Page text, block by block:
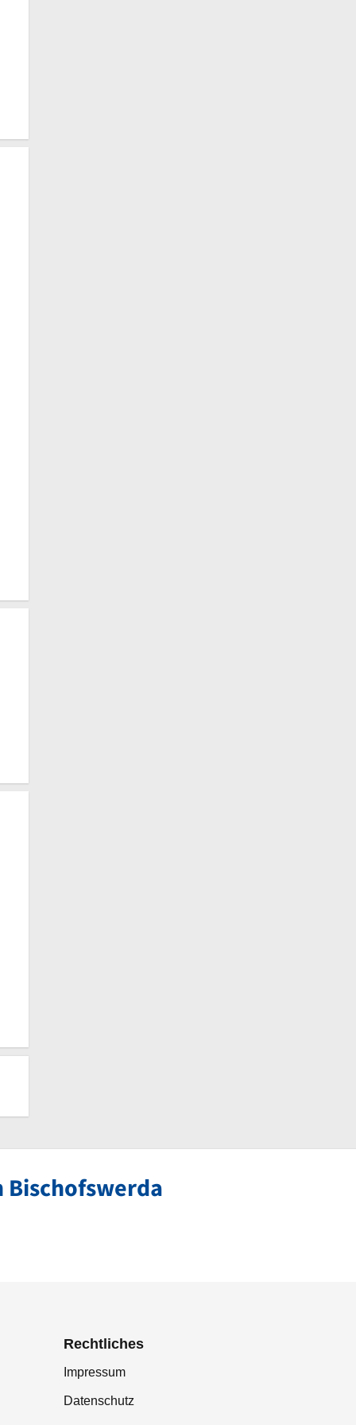
Bischofswerda
Rechtliches
Impressum
Datenschutz